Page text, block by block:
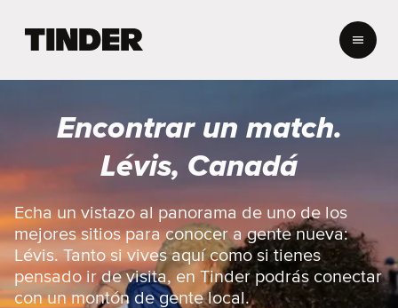
r
n
c
i
o
Encontrar un match.
Lévis, Canadá
Echa un vistazo al panorama de uno de los
mejores sitios para conocer a gente nueva:
Lévis. Tanto si vives aquí como si tienes
pensado ir de visita, en Tinder podrás conectar
con un montón de gente local.